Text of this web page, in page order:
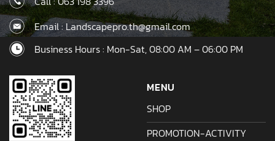
Email : Landscapepro.th@gmail.com
Business Hours : Mon-Sat, 08:00 AM – 06:00 PM
MENU
SHOP
PROMOTION-ACTIVITY